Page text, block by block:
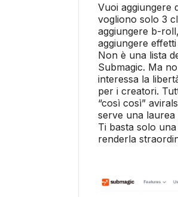
Vuoi aggiungere
vogliono solo 3
aggiungere b-
aggiungere
Non è una lista
Submagic. Ma
interessa la
per i creatori.
“così così”
serve una
Ti basta solo
renderla